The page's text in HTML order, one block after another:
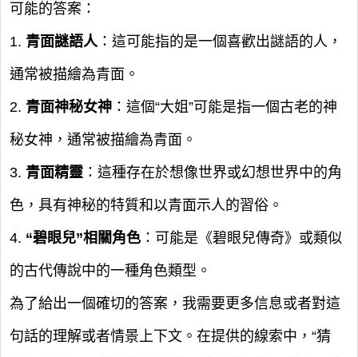
可能的答案：
1. 青面謎語人：這可能指的是一個喜歡出謎語的人，
通常被描繪為青面。
2. 青面神秘女神 ：這個“大姐”可能是指一個古老的神
秘女神，通常被描繪為青面。
3. 青面精靈 ：這種存在於想像世界或幻想世界中的角
色，具有神秘的特質和以青面示人的習俗。
4. “碧眼兒”相關角色 ：可能是《碧眼兒傳奇》或類似
的古代傳說中的一種角色類型。
為了給出一個確切的答案，我需要更多信息或者對這
句話的理解或者情景上下文。在提供的線索中，“猜